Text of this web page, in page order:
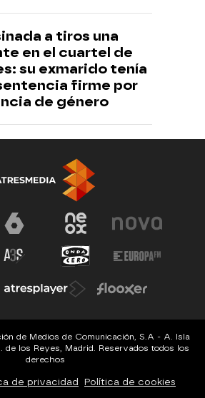
a tiros una
en el cuartel de
su exmarido tenía
firme por
de género
de Medios de Comunicación, S.A - A. Isla
de los Reyes, Madrid. Reservados todos los
derechos
de privacidad Política de cookies